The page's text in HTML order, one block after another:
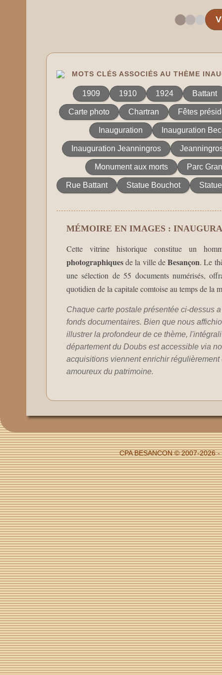
MOTS CLÉS ASSOCIÉS AU THÈME
1909 1910 1924 Battant
Carte photo Chartran Fêtes
Inauguration Inauguration
Inauguration Jeanningros
Monument aux morts Parc
Rue Battant Statue Bouchot
MÉMOIRE EN IMAGES :
Cette vitrine historique constitue un
photographiquesde la ville deBesançon. Le
une sélection de 55 documents numérisés,
quotidien de la capitale comtoise au temps de la
Chaque carte postale présentée ci-dessus
fonds documentaires. Bien que nous
illustrer la profondeur de ce thème,
département du Doubs est accessible via
acquisitions viennent enrichir
amoureux du patrimoine.
CPA BESANCON © 2007-2026